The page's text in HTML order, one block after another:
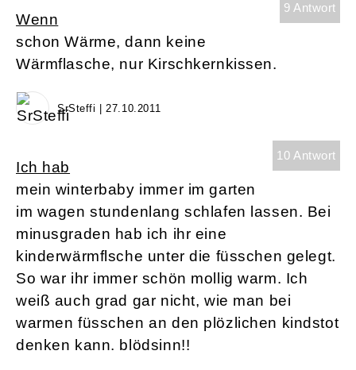
9 Antwort
Wenn
schon Wärme, dann keine
Wärmflasche, nur Kirschkernkissen.
SrSteffi | 27.10.2011
10 Antwort
Ich hab
mein winterbaby immer im garten
im wagen stundenlang schlafen lassen. Bei
minusgraden hab ich ihr eine
kinderwärmflsche unter die füsschen gelegt.
So war ihr immer schön mollig warm. Ich
weiß auch grad gar nicht, wie man bei
warmen füsschen an den plözlichen kindstot
denken kann. blödsinn!!